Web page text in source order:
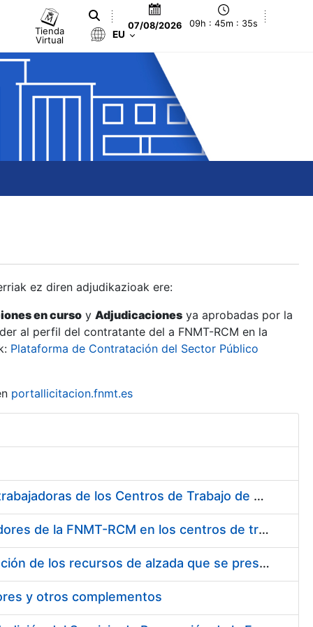
Tienda
Virtual
07/08/2026 09h : 45m : 35s
EU
ez diren adjudikazioak ere:
en curso y Adjudicaciones ya aprobadas por la
al perfil del contratante del a FNMT-RCM en la
Plataforma de Contratación del Sector Público
portallicitacion.fnmt.es
Suministro de Protectores Auditivos a medida para las personas trabajadoras de los Centros de Trabajo de Madrid y Burgos
Suministro de gafas graduadas antiproyecciones para los trabajadores de la FNMT-RCM en los centros de trabajo de Madrid y Burgos
Servicios de una empresa externa para el asesoramiento y resolución de los recursos de alzada que se presentan relacionados con procesos de selección para la FNMT-RCM
y otros complementos